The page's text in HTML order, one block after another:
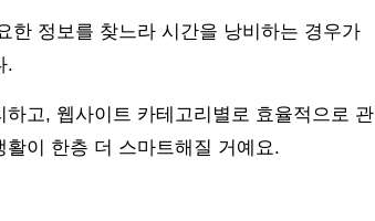
한 정보를 찾느라 시간을 낭비하는 경우가
.
고, 웹사이트 카테고리별로 효율적으로 관
이 한층 더 스마트해질 거예요.